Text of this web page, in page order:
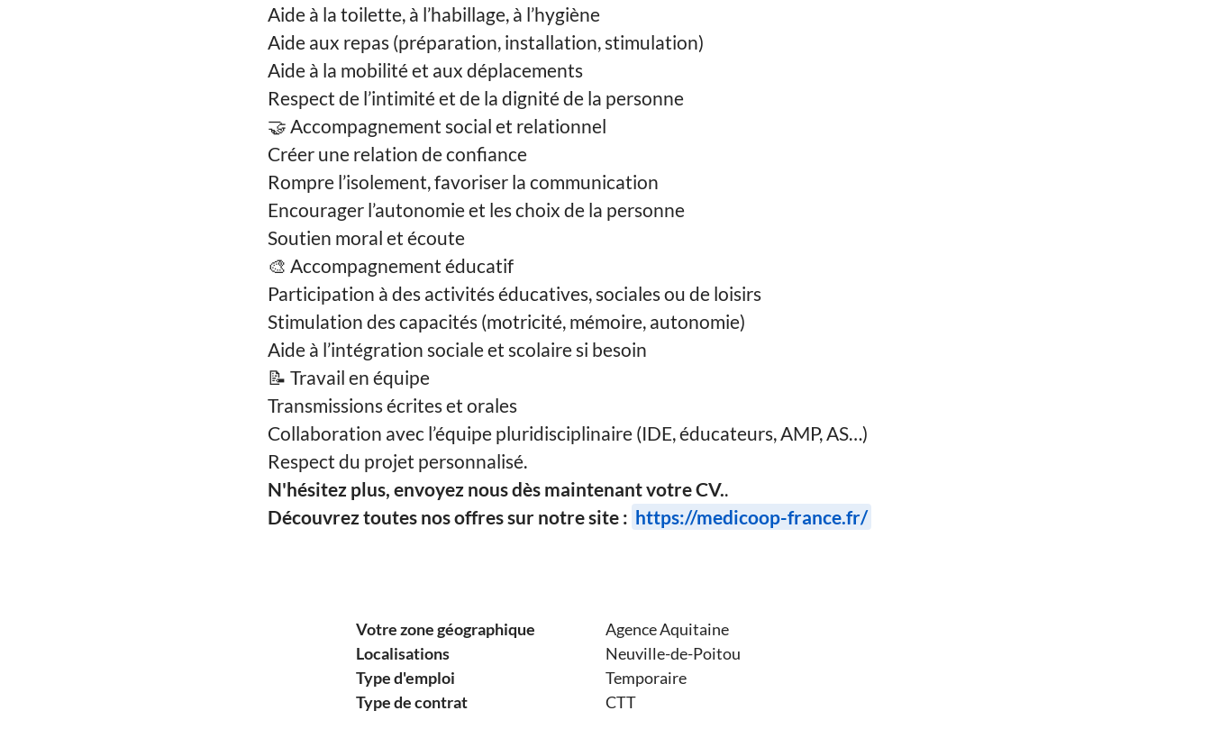
Aide à la toilette, à l’habillage, à l’hygiène
Aide aux repas (préparation, installation, stimulation)
Aide à la mobilité et aux déplacements
Respect de l’intimité et de la dignité de la personne
🤝 Accompagnement social et relationnel
Créer une relation de confiance
Rompre l’isolement, favoriser la communication
Encourager l’autonomie et les choix de la personne
Soutien moral et écoute
🎨 Accompagnement éducatif
Participation à des activités éducatives, sociales ou de loisirs
Stimulation des capacités (motricité, mémoire, autonomie)
Aide à l’intégration sociale et scolaire si besoin
📝 Travail en équipe
Transmissions écrites et orales
Collaboration avec l’équipe pluridisciplinaire (IDE, éducateurs, AMP, AS…)
Respect du projet personnalisé.
N'hésitez plus, envoyez nous dès maintenant votre CV..
Découvrez toutes nos offres sur notre site : https://medicoop-france.fr/
Votre zone géographique
Agence Aquitaine
Localisations
Neuville-de-Poitou
Type d'emploi
Temporaire
Type de contrat
CTT